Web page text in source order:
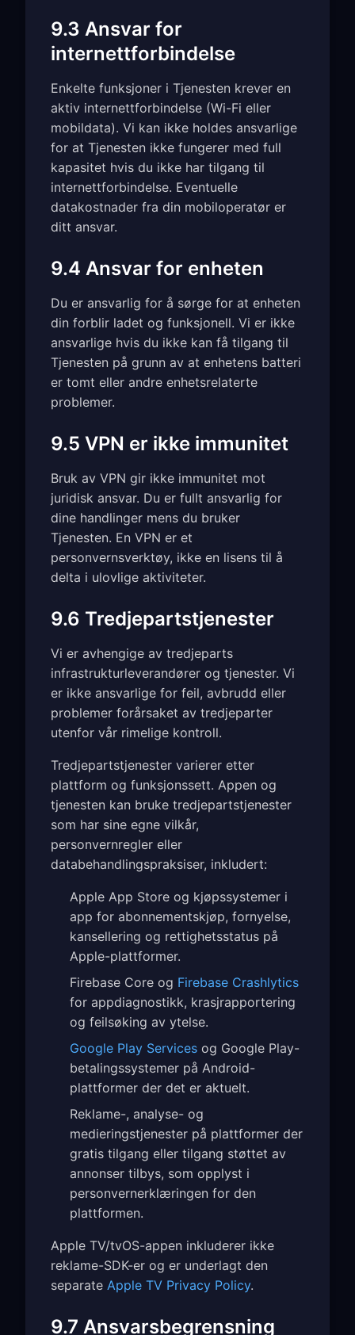
9.3 Ansvar for
internettforbindelse
Enkelte funksjoner i Tjenesten krever en
aktiv internettforbindelse (Wi-Fi eller
mobildata). Vi kan ikke holdes ansvarlige
for at Tjenesten ikke fungerer med full
kapasitet hvis du ikke har tilgang til
internettforbindelse. Eventuelle
datakostnader fra din mobiloperatør er
ditt ansvar.
9.4 Ansvar for enheten
Du er ansvarlig for å sørge for at enheten
din forblir ladet og funksjonell. Vi er ikke
ansvarlige hvis du ikke kan få tilgang til
Tjenesten på grunn av at enhetens batteri
er tomt eller andre enhetsrelaterte
problemer.
9.5 VPN er ikke immunitet
Bruk av VPN gir ikke immunitet mot
juridisk ansvar. Du er fullt ansvarlig for
dine handlinger mens du bruker
Tjenesten. En VPN er et
personvernsverktøy, ikke en lisens til å
delta i ulovlige aktiviteter.
9.6 Tredjepartstjenester
Vi er avhengige av tredjeparts
infrastrukturleverandører og tjenester. Vi
er ikke ansvarlige for feil, avbrudd eller
problemer forårsaket av tredjeparter
utenfor vår rimelige kontroll.
Tredjepartstjenester varierer etter
plattform og funksjonssett. Appen og
tjenesten kan bruke tredjepartstjenester
som har sine egne vilkår,
personvernregler eller
databehandlingspraksiser, inkludert:
Apple App Store og kjøpssystemer i
app for abonnementskjøp, fornyelse,
kansellering og rettighetsstatus på
Apple-plattformer.
Firebase Core og Firebase Crashlytics
for appdiagnostikk, krasjrapportering
og feilsøking av ytelse.
Google Play Services og Google Play-
betalingssystemer på Android-
plattformer der det er aktuelt.
Reklame-, analyse- og
medieringstjenester på plattformer der
gratis tilgang eller tilgang støttet av
annonser tilbys, som opplyst i
personvernerklæringen for den
plattformen.
Apple TV/tvOS-appen inkluderer ikke
reklame-SDK-er og er underlagt den
separate Apple TV Privacy Policy.
9.7 Ansvarsbegrensning